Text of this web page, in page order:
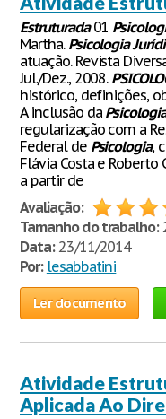
Estruturada01
Martha. Psicologia
atuação. Revista
Jul./Dez., 2008.
histórico, definições,
A inclusão da
regularização com a
Federal de Psicologia,
Flávia Costa e
a partir de
Avaliação:
Tamanho do trabalho:
Data:23/11/2014
Por: lesabbatini
Ler documento
Atividade
Aplicada Ao